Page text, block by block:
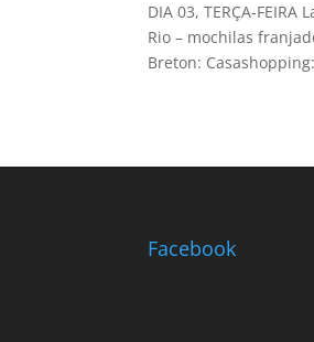
DIA 03, TERÇA-
Rio – mochilas
Breton:
Facebook